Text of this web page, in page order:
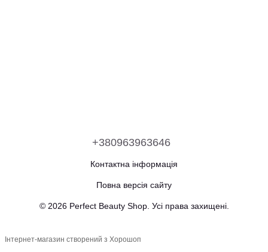
+380963963646
Контактна інформація
Повна версія сайту
© 2026 Perfect Beauty Shop. Усі права захищені.
Інтернет-магазин створений з Хорошоп